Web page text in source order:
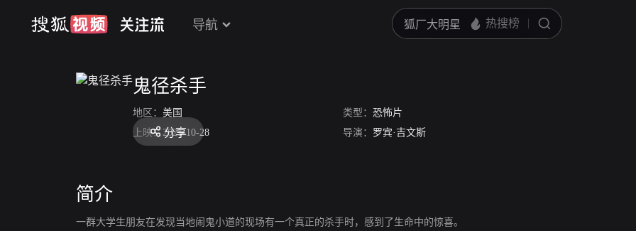
导航
鬼径杀手
地区： 美国 类型： 恐怖片
上映： 2021-10-28 导演： 罗宾·吉文斯
分享
简介
一群大学生朋友在发现当地闹鬼小道的现场有一个真正的杀手时，感到了生命中的惊喜。